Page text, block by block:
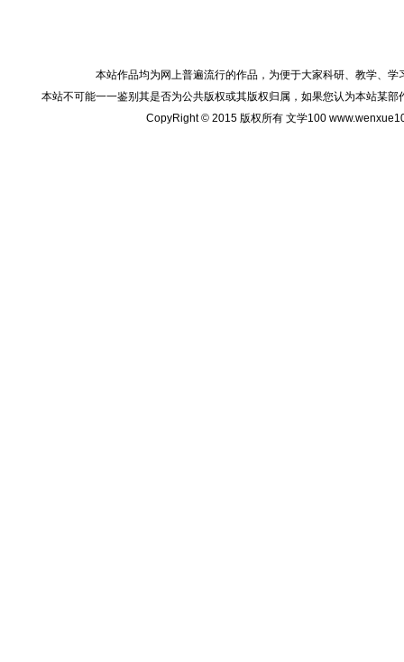
本站作品均为网上普遍流行的作品，为便于大家科研、教学、
本站不可能一一鉴别其是否为公共版权或其版权归属，如果您认为本站某
CopyRight © 2015 版权所有 文学100